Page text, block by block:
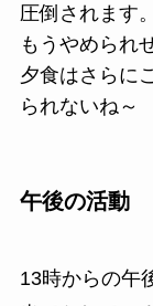
圧倒されます
もうやめられ
夕食はさらに
られないね～
午後の活動
13時からの午